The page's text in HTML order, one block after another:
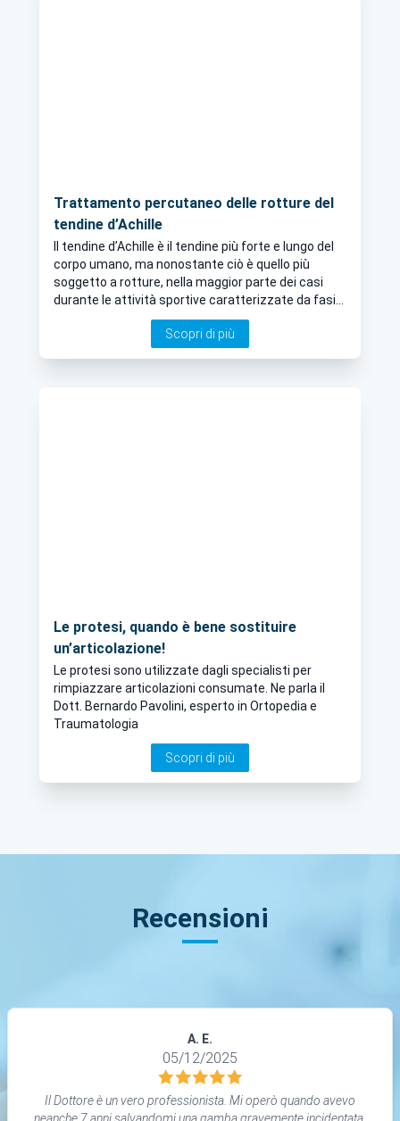
Trattamento percutaneo delle rotture del
tendine d’Achille
Il tendine d’Achille è il tendine più forte e lungo del
corpo umano, ma nonostante ciò è quello più
soggetto a rotture, nella maggior parte dei casi
durante le attività sportive caratterizzate da fasi
frequenti di accelerazione/decelerazione. E
quando ciò accade è importante trattarlo con le
Scopri di più
Le protesi, quando è bene sostituire
un’articolazione!
Le protesi sono utilizzate dagli specialisti per
rimpiazzare articolazioni consumate. Ne parla il
Dott. Bernardo Pavolini, esperto in Ortopedia e
Traumatologia
Scopri di più
Recensioni
A. E.
05/12/2025
Il Dottore è un vero professionista. Mi operò quando avevo